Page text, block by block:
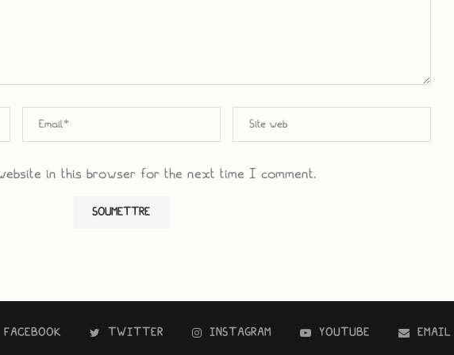
in this browser for the next time I comment.
FACEBOOK TWITTER INSTAGRAM YOUTUBE EMAIL